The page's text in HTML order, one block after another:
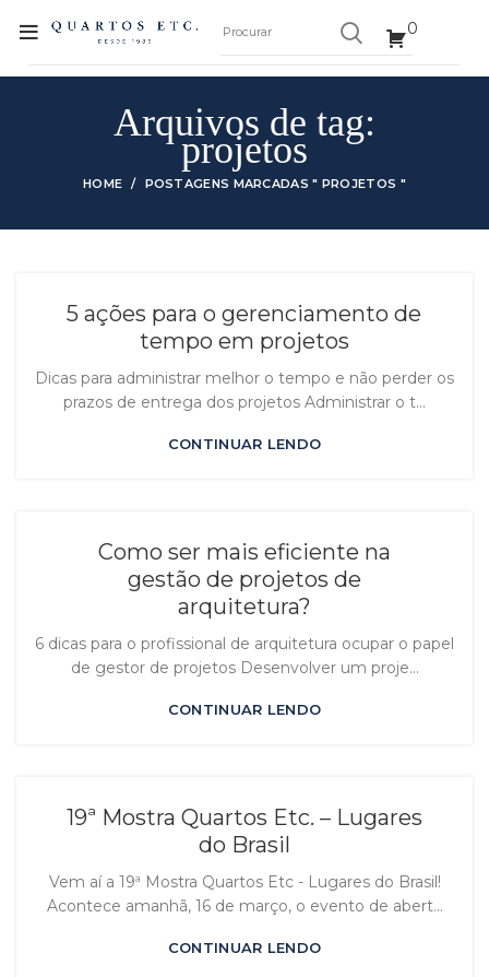
0
Arquivos de tag:
projetos
HOME POSTAGENS MARCADAS " PROJETOS "
5 ações para o gerenciamento de
tempo em projetos
Dicas para administrar melhor o tempo e não perder os
prazos de entrega dos projetos Administrar o t...
CONTINUAR LENDO
Como ser mais eficiente na
gestão de projetos de
arquitetura?
6 dicas para o profissional de arquitetura ocupar o papel
de gestor de projetos Desenvolver um proje...
CONTINUAR LENDO
19ª Mostra Quartos Etc. – Lugares
do Brasil
Vem aí a 19ª Mostra Quartos Etc - Lugares do Brasil!
Acontece amanhã, 16 de março, o evento de abert...
CONTINUAR LENDO